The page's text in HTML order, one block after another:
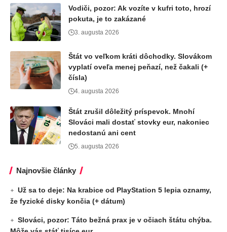
Vodiči, pozor: Ak vozíte v kufri toto, hrozí
pokuta, je to zakázané
3. augusta 2026
Štát vo veľkom kráti dôchodky. Slovákom
vyplatí oveľa menej peňazí, než čakali (+
čísla)
4. augusta 2026
Štát zrušil dôležitý príspevok. Mnohí
Slováci mali dostať stovky eur, nakoniec
nedostanú ani cent
5. augusta 2026
Najnovšie články
Už sa to deje: Na krabice od PlayStation 5 lepia oznamy,
že fyzické disky končia (+ dátum)
Slováci, pozor: Táto bežná prax je v očiach štátu chýba.